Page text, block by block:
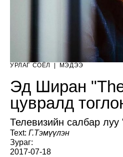
УРЛАГ СОЁЛ МЭДЭЭ
Эд Ширан
цувралд
Телевизийн салбар
Text: Г.Тэмүүлэн
Зураг:
2017-07-18